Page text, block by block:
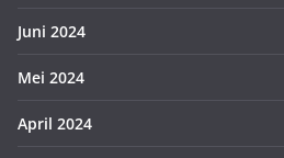
Juni 2024
Mei 2024
April 2024